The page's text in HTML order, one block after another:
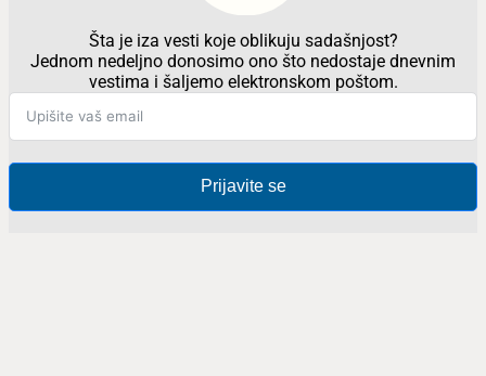
Šta je iza vesti koje oblikuju sadašnjost?
Jednom nedeljno donosimo ono što nedostaje dnevnim
vestima i šaljemo elektronskom poštom.
Prijavite se